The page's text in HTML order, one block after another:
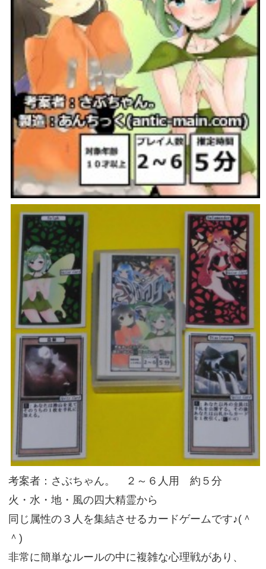
考案者：さぶちゃん。 ２～６人用 約５分
火・水・地・風の四大精霊から
同じ属性の３人を集結させるカードゲームです♪(＾
＾)
非常に簡単なルールの中に複雑な心理戦があり、